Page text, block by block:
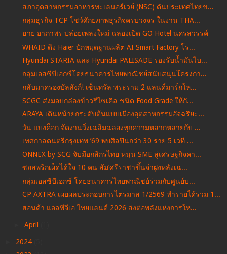
สภาอุตสาหกรรมอาหารทะเลนอร์เวย์ (NSC) ดันประเทศไทยข...
กลุ่มธุรกิจ TCP โชว์ศักยภาพธุรกิจครบวงจร ในงาน THA...
ฮาย อาภาพร ปล่อยเพลงใหม่ ฉลองเปิด GO Hotel นครสวรรค์
WHAID ดึง Haier ปักหมุดฐานผลิต AI Smart Factory โร...
Hyundai STARIA และ Hyundai PALISADE รองรับน้ำมันไบ...
กลุ่มเอสซีบีเอกซ์โดยธนาคารไทยพาณิชย์สนับสนุนโครงกา...
กลับมาครองบัลลังก์! เซ็นทรัล พระราม 2 แลนด์มาร์กให...
SCGC ส่งมอบกล่องข้าวรีไซเคิล ชนิด Food Grade ให้กั...
ARAYA เดินหน้ายกระดับต้นแบบเมืองอุตสาหกรรมอัจฉริยะ...
วัน แบงค็อก จัดงานวิ่งเฉลิมฉลองทุกความหลากหลายกับ ...
เทศกาลดนตรีกรุงเทพ ’69 พบศิลปินกว่า 30 ราย 5 เวที ...
ONNEX by SCG จับมือกสิกรไทย หนุน SME สู่เศรษฐกิจคา...
ซอสพริกเผ็ดได้ใจ 10 คน สัม’ศรีราชาขึ้นจ่าฝูงหลังเฉ...
กลุ่มเอสซีบีเอกซ์ โดยธนาคารไทยพาณิชย์ร่วมกับศูนย์บ...
CP AXTRA เผยผลประกอบการไตรมาส 1/2569 ทำรายได้รวม 1...
ฮอนด้า แอลพีจีเอ ไทยแลนด์ 2026 ส่งต่อพลังแห่งการให...
April
2024